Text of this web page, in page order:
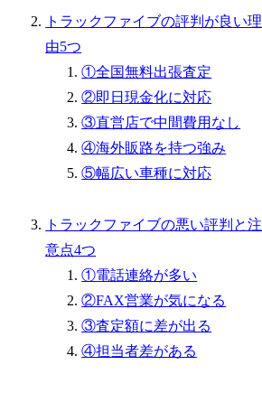
トラックファイブの評判が良い理
由5つ
①全国無料出張査定
②即日現金化に対応
③直営店で中間費用なし
④海外販路を持つ強み
⑤幅広い車種に対応
トラックファイブの悪い評判と注
意点4つ
①電話連絡が多い
②FAX営業が気になる
③査定額に差が出る
④担当者差がある